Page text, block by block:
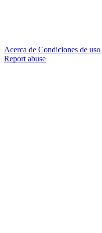
Acerca de Condiciones de uso
Report abuse